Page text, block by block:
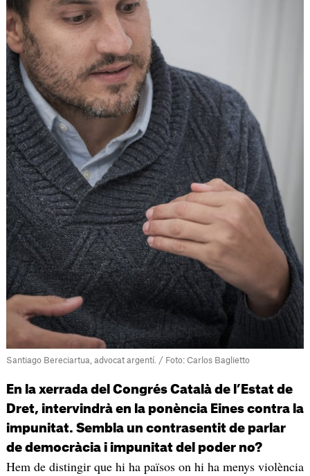
Santiago Bereciartua, advocat argentí. / Foto: Carlos Baglietto
En la xerrada del Congrés Català de l’Estat de
Dret, intervindrà en la ponència Eines contra la
impunitat. Sembla un contrasentit de parlar
de democràcia i impunitat del poder no?
Hem de distingir que hi ha països on hi ha menys violència